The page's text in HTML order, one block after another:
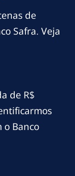
de
Safra. Veja
de R$
o Banco